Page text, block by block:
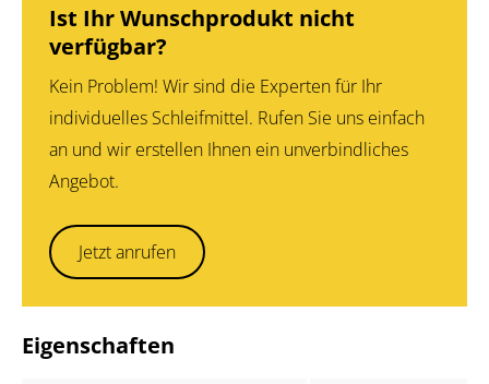
Ist Ihr Wunschprodukt nicht
verfügbar?
Kein Problem! Wir sind die Experten für Ihr
individuelles Schleifmittel. Rufen Sie uns einfach
an und wir erstellen Ihnen ein unverbindliches
Angebot.
Jetzt anrufen
Eigenschaften